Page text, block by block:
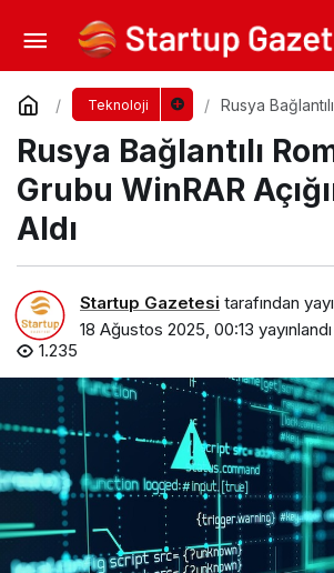
Teknoloji
Rusya
Rusya Bağlantılı
Grubu WinRAR
Aldı
Startup Gazetesi tarafından
18 Ağustos 2025, 00:13 yayınlandı
1.235
SEO Nedir? Arama Motoru
Nasıl Yapılır?
Yorum Yap Paylaş